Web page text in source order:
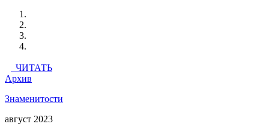
ЧИТАТЬ
Архив
Знаменитости
август 2023